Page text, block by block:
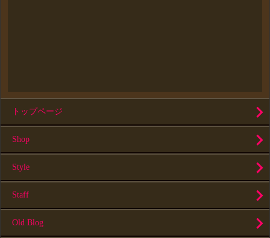
トップページ
Shop
Style
Staff
Old Blog